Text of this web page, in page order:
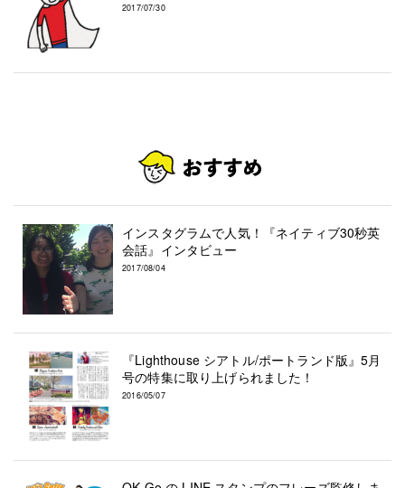
2017/07/30
インスタグラムで人気！『ネイティブ30秒英
会話』インタビュー
2017/08/04
『Lighthouse シアトル/ポートランド版』5月
号の特集に取り上げられました！
2016/05/07